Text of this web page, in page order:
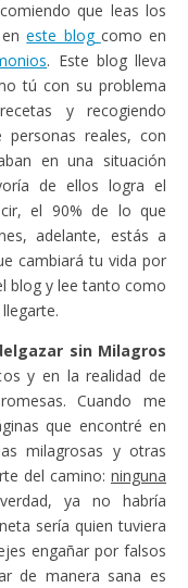
que leas los
eneste blog como en
. Este blog lleva
tú con su problema
y recogiendo
reales, con
en una situación
de ellos logra el
el 90% de lo que
adelante, estás a
cambiará tu vida por
blog y lee tanto como
sin Milagros
y en la realidad de
Cuando me
que encontré en
milagrosas y otras
del camino: ninguna
ya no habría
sería quien tuviera
engañar por falsos
de manera sana es